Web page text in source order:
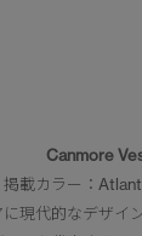
Canmore
掲載カラー：
現代的なデザイ